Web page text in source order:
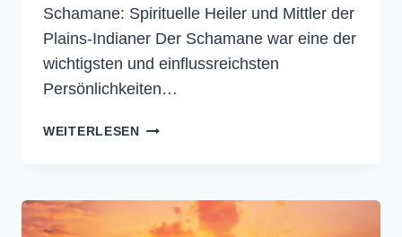
Schamane: Spirituelle Heiler und Mittler der
Plains-Indianer Der Schamane war eine der
wichtigsten und einflussreichsten
Persönlichkeiten…
WEITERLESENSCHAMANE